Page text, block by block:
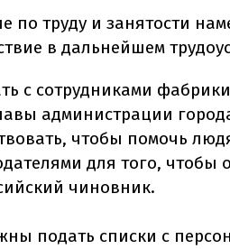
по труду и занятости
в дальнейшем
с сотрудниками
администрации
чтобы помочь
для того, чтобы
чиновник.
подать списки с